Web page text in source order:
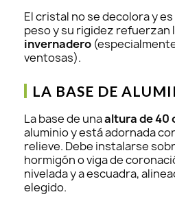
El cristal no se decolora y
peso y su rigidez refuerzan
invernadero
ventosas).
LA BASE DE
La base de unaaltura de 40
aluminio y está adornada
relieve. Debe instalarse
hormigón o viga de
nivelada y a escuadra,
elegido.